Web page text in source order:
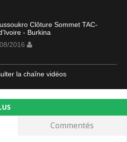
Clôture Sommet TAC-
- Burkina
2016
la chaîne vidéos
Commentés